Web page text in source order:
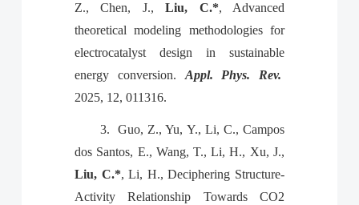
Z., Chen, J.,Liu, C.*, Advanced
theoretical modeling methodologies for
electrocatalyst design in sustainable
energy conversion.Appl. Phys. Rev.
2025, 12, 011316.
3.
Guo, Z., Yu, Y., Li, C., Campos
dos Santos, E., Wang, T., Li, H., Xu, J.,
Liu, C.*, Li, H., Deciphering Structure-
Activity Relationship Towards CO2